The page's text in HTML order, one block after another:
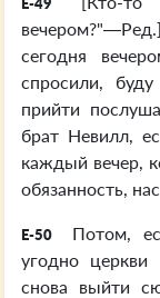
сегодня
спросили,
прийти
брат Невилл,
каждый вечер,
обязанность,
E-50
Потом,
угодно
снова выйти